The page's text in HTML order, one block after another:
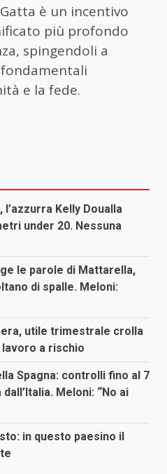
è un incentivo
più profondo
spingendoli a
e la fede.
Kelly Doualla
under 20. Nessuna
le parole di Mattarella,
di spalle. Meloni:
utile trimestrale crolla
lavoro a rischio
Spagna: controlli fino al 7
Meloni: “No ai
in questo paesino il